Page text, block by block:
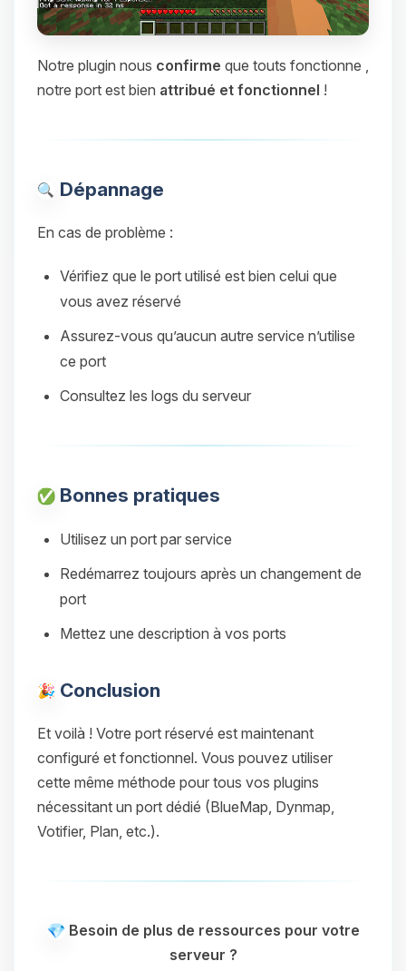
Notre plugin nous confirme que touts fonctionne ,
notre port est bien attribué et fonctionnel !
Dépannage
En cas de problème :
Vérifiez que le port utilisé est bien celui que
vous avez réservé
Assurez-vous qu’aucun autre service n’utilise
ce port
Consultez les logs du serveur
Bonnes pratiques
Utilisez un port par service
Redémarrez toujours après un changement de
port
Mettez une description à vos ports
Conclusion
Et voilà ! Votre port réservé est maintenant
configuré et fonctionnel. Vous pouvez utiliser
cette même méthode pour tous vos plugins
nécessitant un port dédié (BlueMap, Dynmap,
Votifier, Plan, etc.).
Besoin de plus de ressources pour votre
serveur ?